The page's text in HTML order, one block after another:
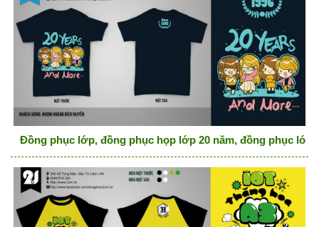
Đồng phục lớp, đồng phục họp lớp 20 năm, đồng phục lớp